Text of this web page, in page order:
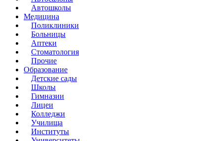
Автошколы
Медицина
Поликлиники
Больницы
Аптеки
Стоматология
Прочие
Образование
Детские сады
Школы
Гимназии
Лицеи
Колледжи
Училища
Институты